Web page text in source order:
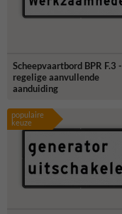
Scheepvaartbord BPR F.3
regelige aanvullende
aanduiding
populaire
keuze